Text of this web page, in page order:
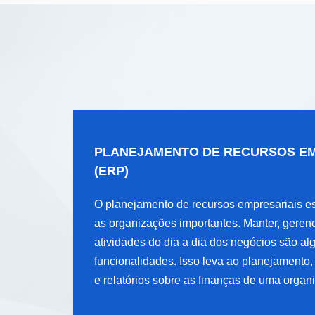
PLANEJAMENTO DE RECURSOS
(ERP)
O planejamento de recursos empresariais
as organizações importantes. Manter,
atividades do dia a dia dos negócios são
funcionalidades. Isso leva ao
e relatórios sobre as finanças de uma
PLANEJAMENTO DE RECURSOS
EMPRESARIAIS (ERP)
O planejamento de recursos empresariais
as organizações importantes. Manter,
atividades do dia a dia dos negócios são
funcionalidades. Isso leva ao
e relatórios sobre as finanças de uma